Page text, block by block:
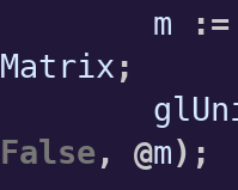
m
:=
Matrix ;
False , @m) ;